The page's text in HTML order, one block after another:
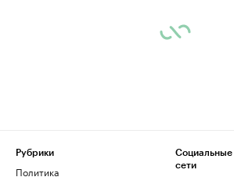
Рубрики
Политика
Социальные
сети